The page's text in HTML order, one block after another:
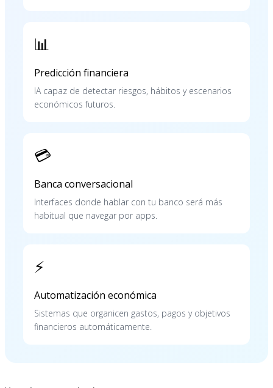
📊
Predicción financiera
IA capaz de detectar riesgos, hábitos y escenarios
económicos futuros.
💳
Banca conversacional
Interfaces donde hablar con tu banco será más
habitual que navegar por apps.
⚡
Automatización económica
Sistemas que organicen gastos, pagos y objetivos
financieros automáticamente.